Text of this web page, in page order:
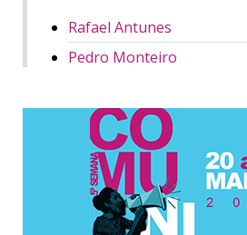
Rafael Antunes
Pedro Monteiro